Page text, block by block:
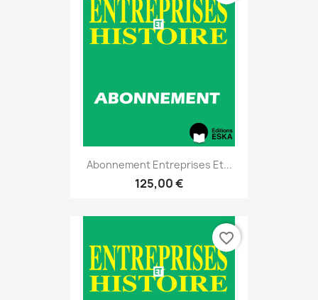
Abonnement Entreprises Et...
125,00 €
favorite_border